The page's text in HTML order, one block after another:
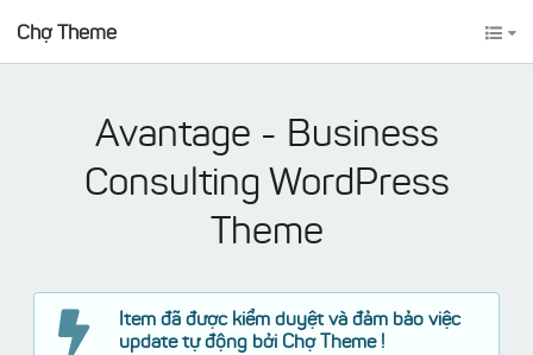
Chợ Theme
Avantage - Business
Consulting WordPress
Theme
Item đã được kiểm duyệt và đảm bảo việc
update tự động bởi Chợ Theme !